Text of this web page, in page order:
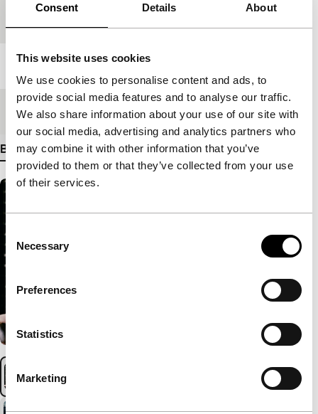
Consent Details About
This website uses cookies
We use cookies to personalise content and ads, to
provide social media features and to analyse our traffic.
We also share information about your use of our site with
our social media, advertising and analytics partners who
may combine it with other information that you’ve
provided to them or that they’ve collected from your use
of their services.
Consent
Selection
Necessary
Preferences
Statistics
Marketing
Lengte 88'
Medium/FormaatDCP
Bekijk meer details